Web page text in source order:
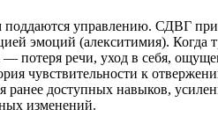
управлению. СДВГ
эмоций (алекситимия).
— потеря речи, уход в себя,
чувствительности к
доступных навыков,
изменений.